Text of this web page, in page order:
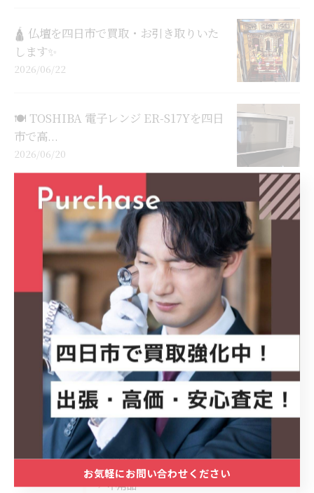
🛕 仏壇を四日市で買取・お引き取りいた
します✨
2026/06/22
🍽️ TOSHIBA 電子レンジ ER-S17Yを四日
市で高...
2026/06/20
📺 ハイセンス 液晶テレビ 32E40Hを四日
市で高価買取✨
2026/06/19
1 4 5 ...
カテゴリー Categories
全てのカテゴリー
出張
遺品整理
不用品
お気軽にお問い合わせください